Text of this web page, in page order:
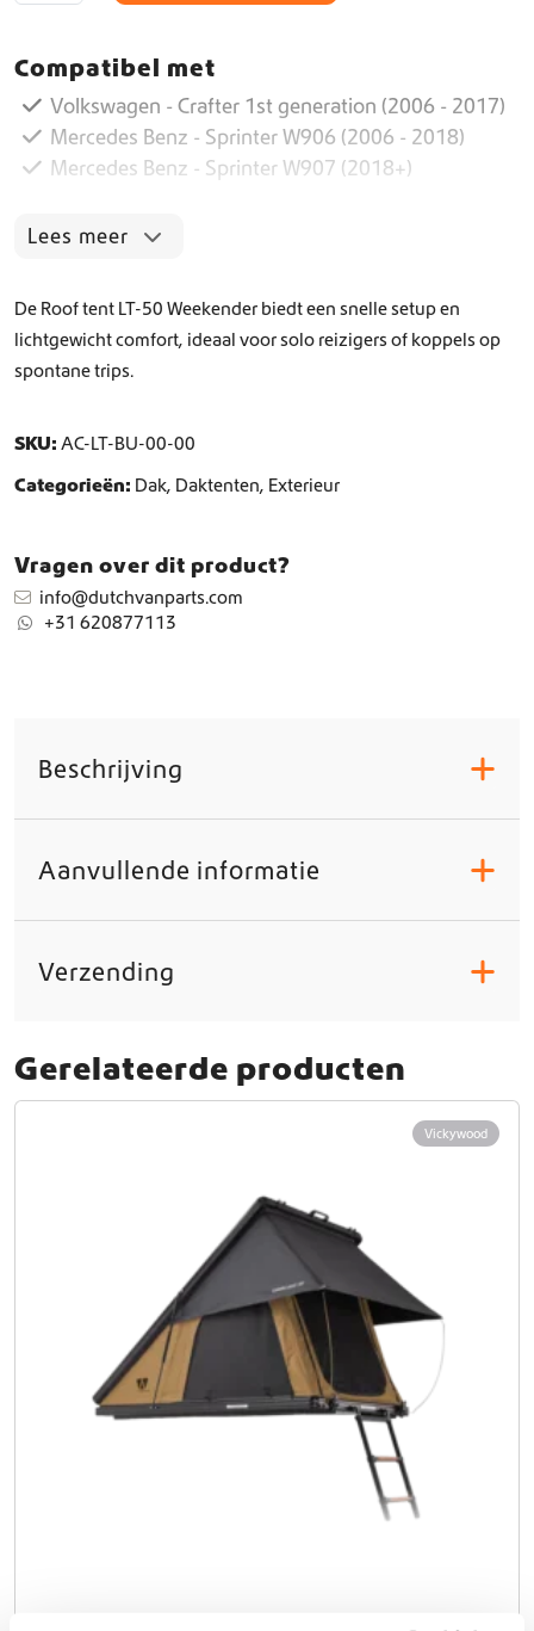
e
T
e
k
e
e
a
t
a
Compatibel met
Volkswagen - Crafter 1st generation (2006 - 2017)
Mercedes Benz - Sprinter W906 (2006 - 2018)
Mercedes Benz - Sprinter W907 (2018+)
Lees meer
De Roof tent LT-50 Weekender biedt een snelle setup en
lichtgewicht comfort, ideaal voor solo reizigers of koppels op
spontane trips.
SKU: AC-LT-BU-00-00
Categorieën: Dak, Daktenten, Exterieur
Vragen over dit product?
info@dutchvanparts.com
+31 620877113
Beschrijving +
Aanvullende informatie +
Verzending +
Gerelateerde producten
Vickywood